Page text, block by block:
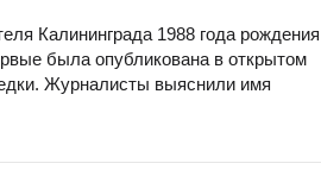
Калининграда 1988 года рождения
была опубликована в открытом
Журналисты выяснили имя